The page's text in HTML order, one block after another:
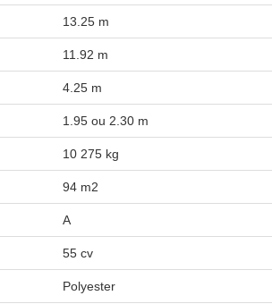
13.25 m
11.92 m
4.25 m
1.95 ou 2.30 m
10 275 kg
94 m2
A
55 cv
Polyester